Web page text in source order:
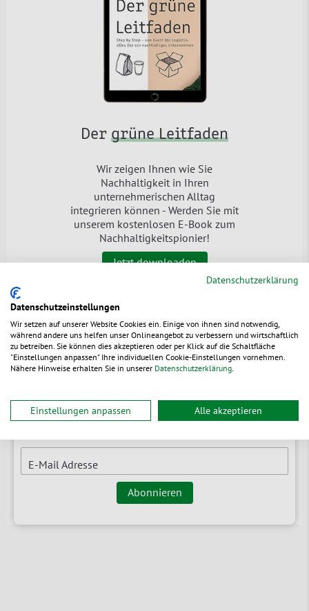
Newsletter
Erfahren Sie zuerst von Neuheiten
E-Mail Adresse
Abonnieren
Der grüne Leitfaden
Wir zeigen Ihnen wie Sie
Nachhaltigkeit in Ihren
unternehmerischen Alltag
integrieren können - Werden Sie mit
unserem kostenlosen E-Book zum
Nachhaltigkeitspionier!
Jetzt downloaden
Datenschutzerklärung
Datenschutzeinstellungen
Wir setzen auf unserer Website Cookies ein. Einige von ihnen sind notwendig,
während andere uns helfen unser Onlineangebot zu verbessern und wirtschaftlich
zu betreiben. Sie können dies akzeptieren oder per Klick auf die Schaltfläche
"Einstellungen anpassen" Ihre individuellen Cookie-Einstellungen vornehmen.
Nähere Hinweise erhalten Sie in unserer Datenschutzerklärung.
Einstellungen anpassen Alle akzeptieren